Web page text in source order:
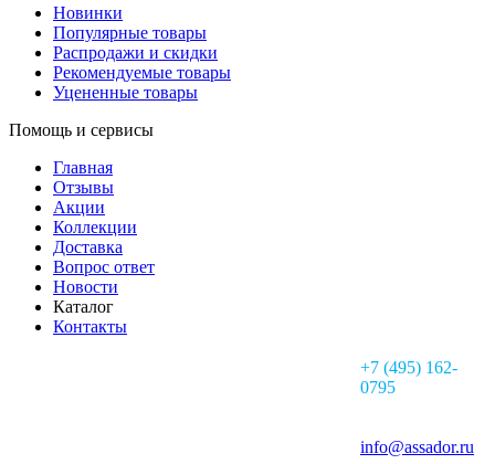
Новинки
Популярные товары
Распродажи и скидки
Рекомендуемые товары
Уцененные товары
Помощь и сервисы
Главная
Отзывы
Акции
Коллекции
Доставка
Вопрос ответ
Новости
Каталог
Контакты
+7 (495) 162-
0795
info@assador.ru